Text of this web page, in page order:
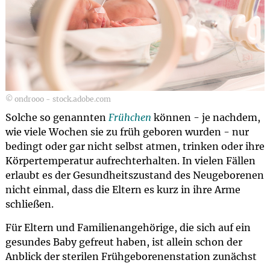
© ondrooo - stock.adobe.com
Solche so genannten Frühchen können - je nachdem,
wie viele Wochen sie zu früh geboren wurden - nur
bedingt oder gar nicht selbst atmen, trinken oder ihre
Körpertemperatur aufrechterhalten. In vielen Fällen
erlaubt es der Gesundheitszustand des Neugeborenen
nicht einmal, dass die Eltern es kurz in ihre Arme
schließen.
Für Eltern und Familienangehörige, die sich auf ein
gesundes Baby gefreut haben, ist allein schon der
Anblick der sterilen Frühgeborenenstation zunächst